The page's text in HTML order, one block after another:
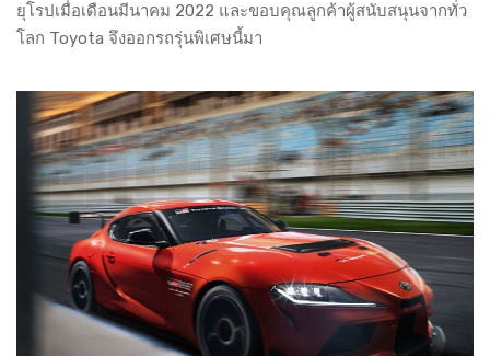
ยุโรปเมื่อเดือนมีนาคม 2022 และขอบคุณลูกค้าผู้สนับสนุนจากทั่ว
โลก Toyota จึงออกรถรุ่นพิเศษนี้มา